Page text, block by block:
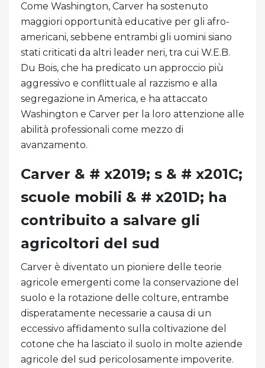
Come Washington, Carver ha sostenuto
maggiori opportunità educative per gli afro-
americani, sebbene entrambi gli uomini siano
stati criticati da altri leader neri, tra cui W.E.B.
Du Bois, che ha predicato un approccio più
aggressivo e conflittuale al razzismo e alla
segregazione in America, e ha attaccato
Washington e Carver per la loro attenzione alle
abilità professionali come mezzo di
avanzamento.
Carver & # x2019; s & # x201C;
scuole mobili & # x201D; ha
contribuito a salvare gli
agricoltori del sud
Carver è diventato un pioniere delle teorie
agricole emergenti come la conservazione del
suolo e la rotazione delle colture, entrambe
disperatamente necessarie a causa di un
eccessivo affidamento sulla coltivazione del
cotone che ha lasciato il suolo in molte aziende
agricole del sud pericolosamente impoverite.